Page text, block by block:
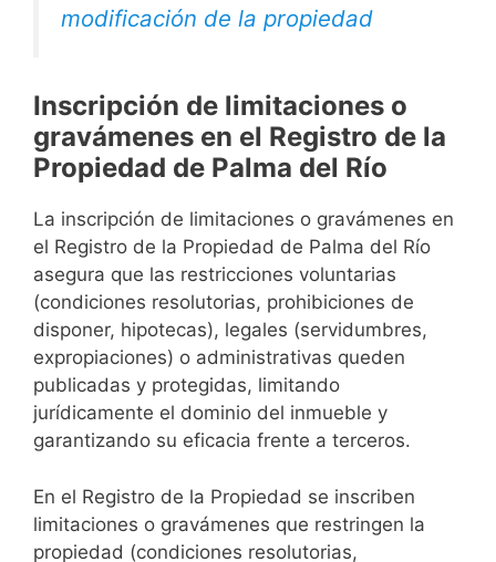
modificación de la propiedad
Inscripción de limitaciones o
gravámenes en el Registro de la
Propiedad de Palma del Río
La inscripción de limitaciones o gravámenes en
el Registro de la Propiedad de Palma del Río
asegura que las restricciones voluntarias
(condiciones resolutorias, prohibiciones de
disponer, hipotecas), legales (servidumbres,
expropiaciones) o administrativas queden
publicadas y protegidas, limitando
jurídicamente el dominio del inmueble y
garantizando su eficacia frente a terceros.
En el Registro de la Propiedad se inscriben
limitaciones o gravámenes que restringen la
propiedad (condiciones resolutorias,